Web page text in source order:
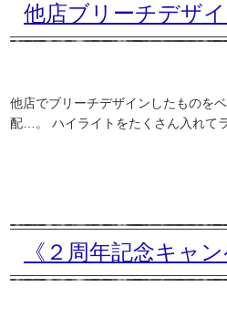
他店ブリーチデザイ
他店でブリーチデザインしたものを
配…。 ハイライトをたくさん入れて
《２周年記念キャ